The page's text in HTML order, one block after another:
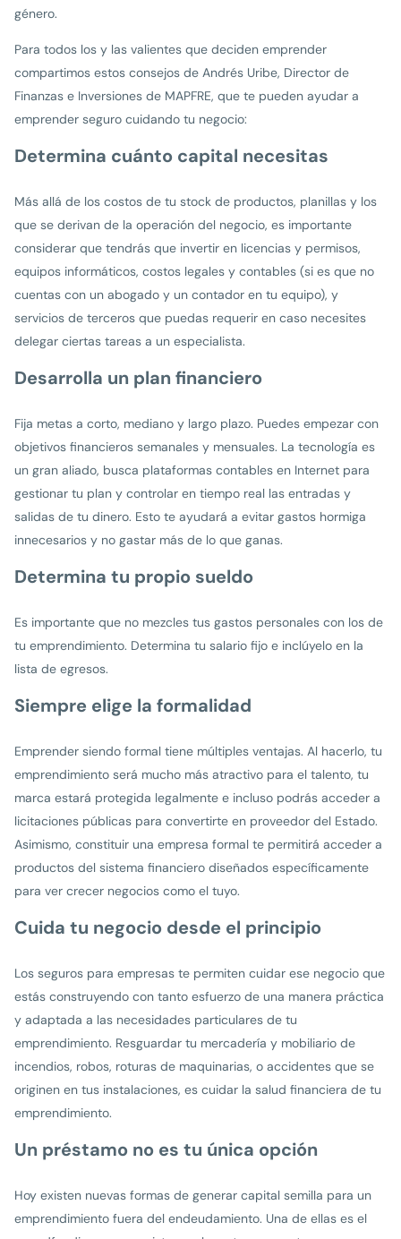
género.
Para todos los y las valientes que deciden emprender
compartimos estos consejos de Andrés Uribe, Director de
Finanzas e Inversiones de MAPFRE, que te pueden ayudar a
emprender seguro cuidando tu negocio:
Determina cuánto capital necesitas
Más allá de los costos de tu stock de productos, planillas y los
que se derivan de la operación del negocio, es importante
considerar que tendrás que invertir en licencias y permisos,
equipos informáticos, costos legales y contables (si es que no
cuentas con un abogado y un contador en tu equipo), y
servicios de terceros que puedas requerir en caso necesites
delegar ciertas tareas a un especialista.
Desarrolla un plan financiero
Fija metas a corto, mediano y largo plazo. Puedes empezar con
objetivos financieros semanales y mensuales. La tecnología es
un gran aliado, busca plataformas contables en Internet para
gestionar tu plan y controlar en tiempo real las entradas y
salidas de tu dinero. Esto te ayudará a evitar gastos hormiga
innecesarios y no gastar más de lo que ganas.
Determina tu propio sueldo
Es importante que no mezcles tus gastos personales con los de
tu emprendimiento. Determina tu salario fijo e inclúyelo en la
lista de egresos.
Siempre elige la formalidad
Emprender siendo formal tiene múltiples ventajas. Al hacerlo, tu
emprendimiento será mucho más atractivo para el talento, tu
marca estará protegida legalmente e incluso podrás acceder a
licitaciones públicas para convertirte en proveedor del Estado.
Asimismo, constituir una empresa formal te permitirá acceder a
productos del sistema financiero diseñados específicamente
para ver crecer negocios como el tuyo.
Cuida tu negocio desde el principio
Los seguros para empresas te permiten cuidar ese negocio que
estás construyendo con tanto esfuerzo de una manera práctica
y adaptada a las necesidades particulares de tu
emprendimiento. Resguardar tu mercadería y mobiliario de
incendios, robos, roturas de maquinarias, o accidentes que se
originen en tus instalaciones, es cuidar la salud financiera de tu
emprendimiento.
Un préstamo no es tu única opción
Hoy existen nuevas formas de generar capital semilla para un
emprendimiento fuera del endeudamiento. Una de ellas es el